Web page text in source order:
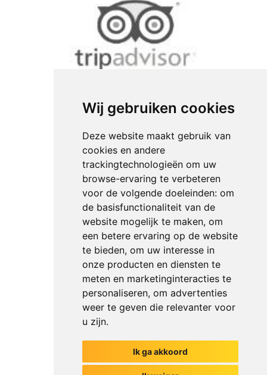
Wij gebruiken cookies
Deze website maakt gebruik van
cookies en andere
trackingtechnologieën om uw
browse-ervaring te verbeteren
voor de volgende doeleinden: om
de basisfunctionaliteit van de
website mogelijk te maken, om
een betere ervaring op de website
te bieden, om uw interesse in
onze producten en diensten te
meten en marketinginteracties te
personaliseren, om advertenties
weer te geven die relevanter voor
u zijn.
Ik ga akkoord
Het begin van jouw gesprek